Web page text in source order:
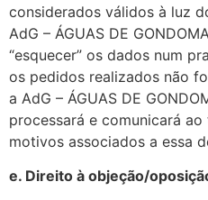
considerados válidos à luz
AdG – ÁGUAS DE
“esquecer” os dados num
os pedidos realizados não
a AdG – ÁGUAS DE
processará e comunicará
motivos associados a essa
e. Direito à objeção/